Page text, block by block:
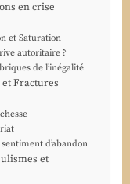
en crise
et Saturation
autoritaire ?
de l’inégalité
et Fractures
d’abandon
et